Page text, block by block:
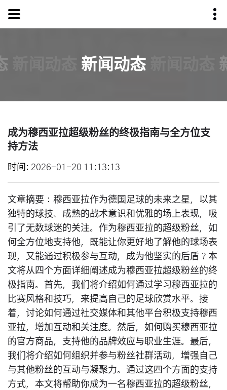
新闻动态
成为穆西亚拉超级粉丝的终极指南与全方位支
持方法
时间 2026-01-20 11:13:13
文章摘要：穆西亚拉作为德国足球的未来之星，以其
独特的球技、成熟的战术意识和优雅的场上表现，吸
引了无数球迷的关注。作为穆西亚拉的超级粉丝，如
何全方位地支持他，既能让你更好地了解他的球场表
现，又能通过积极参与互动，成为他坚实的后盾？本
文将从四个方面详细阐述成为穆西亚拉超级粉丝的终
极指南。首先，我们将介绍如何通过学习穆西亚拉的
比赛风格和技巧，来提高自己的足球欣赏水平。接
着，讨论如何通过社交媒体和其他平台积极支持穆西
亚拉，增加互动和关注度。然后，如何购买穆西亚拉
的官方商品，支持他的品牌效应与职业生涯。最后，
我们将介绍如何组织并参与粉丝社群活动，增强自己
与其他粉丝的互动与凝聚力。通过这四个方面的支持
方式，本文将帮助你成为一名穆西亚拉的超级粉丝，